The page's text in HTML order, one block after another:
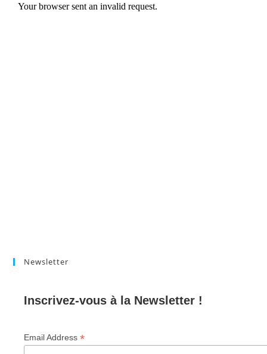
Newsletter
Inscrivez-vous à la Newsletter !
Email Address*